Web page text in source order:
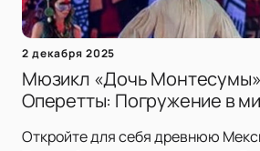
2 декабря 2025
Мюзикл «Дочь
Оперетты: Погружение в
Откройте для себя древнюю